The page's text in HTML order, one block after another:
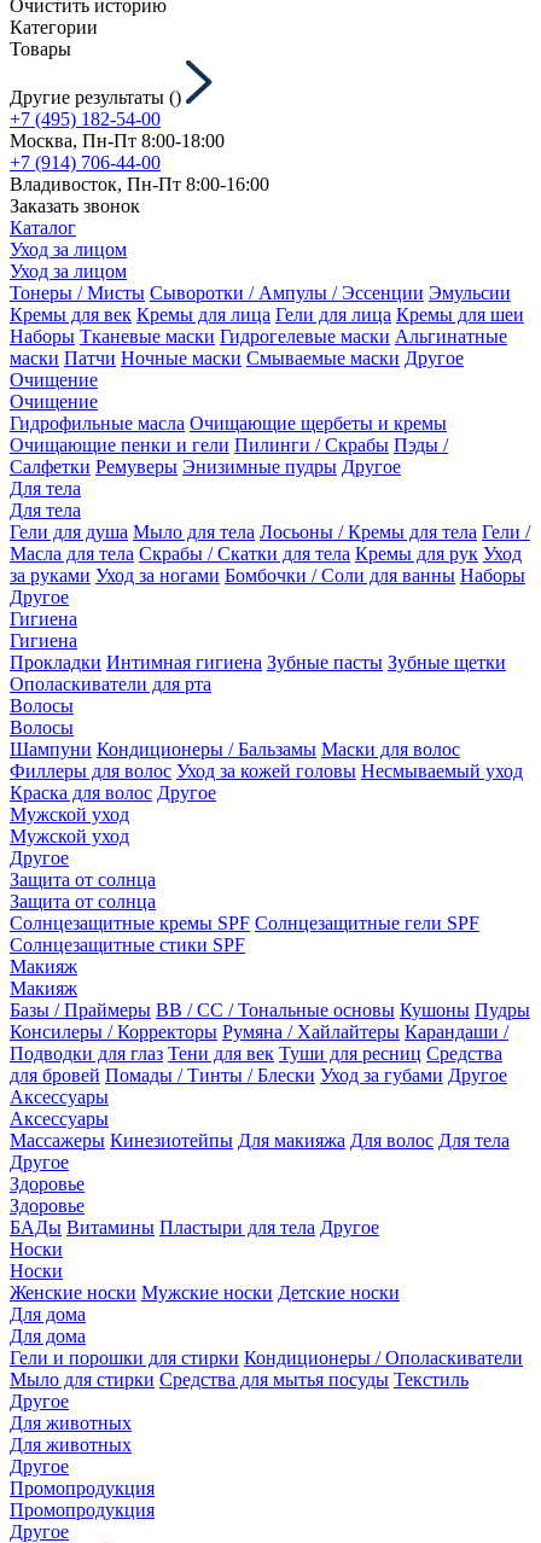
Очистить историю
Категории
Товары
Другие результаты ()
+7 (495) 182-54-00
Москва, Пн-Пт 8:00-18:00
+7 (914) 706-44-00
Владивосток, Пн-Пт 8:00-16:00
Заказать звонок
Каталог
Уход за лицом
Уход за лицом
Тонеры / Мисты Сыворотки / Ампулы / Эссенции Эмульсии
Кремы для век Кремы для лица Гели для лица Кремы для шеи
Наборы Тканевые маски Гидрогелевые маски Альгинатные
маски Патчи Ночные маски Смываемые маски Другое
Очищение
Очищение
Гидрофильные масла Очищающие щербеты и кремы
Очищающие пенки и гели Пилинги / Скрабы Пэды /
Салфетки Ремуверы Энизимные пудры Другое
Для тела
Для тела
Гели для душа Мыло для тела Лосьоны / Кремы для тела Гели /
Масла для тела Скрабы / Скатки для тела Кремы для рук Уход
за руками Уход за ногами Бомбочки / Соли для ванны Наборы
Другое
Гигиена
Гигиена
Прокладки Интимная гигиена Зубные пасты Зубные щетки
Ополаскиватели для рта
Волосы
Волосы
Шампуни Кондиционеры / Бальзамы Маски для волос
Филлеры для волос Уход за кожей головы Несмываемый уход
Краска для волос Другое
Мужской уход
Мужской уход
Другое
Защита от солнца
Защита от солнца
Солнцезащитные кремы SPF Солнцезащитные гели SPF
Солнцезащитные стики SPF
Макияж
Макияж
Базы / Праймеры BB / CC / Тональные основы Кушоны Пудры
Консилеры / Корректоры Румяна / Хайлайтеры Карандаши /
Подводки для глаз Тени для век Туши для ресниц Средства
для бровей Помады / Тинты / Блески Уход за губами Другое
Аксессуары
Аксессуары
Массажеры Кинезиотейпы Для макияжа Для волос Для тела
Другое
Здоровье
Здоровье
БАДы Витамины Пластыри для тела Другое
Носки
Носки
Женские носки Мужские носки Детские носки
Для дома
Для дома
Гели и порошки для стирки Кондиционеры / Ополаскиватели
Мыло для стирки Средства для мытья посуды Текстиль
Другое
Для животных
Для животных
Другое
Промопродукция
Промопродукция
Другое